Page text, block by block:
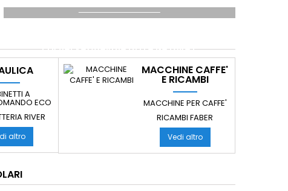
PER SALVAGUARDIA DELLA NATURA E
PER RISPARMIARE ENERGIA ELETTRICA
A
ECO
RIVER
altro
MACCHINE CAFFE'
E RICAMBI
MACCHINE PER CAFFE'
RICAMBI FABER
Vedi altro